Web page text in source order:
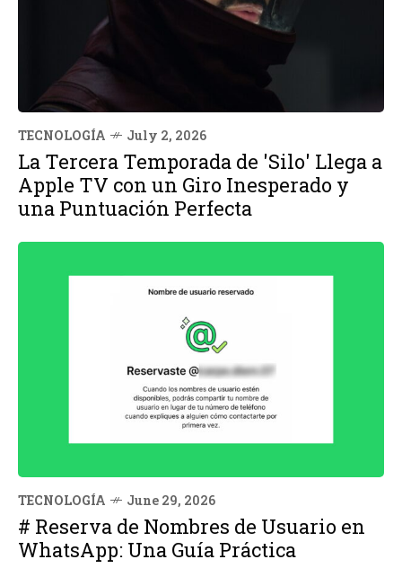
TECNOLOGÍA July 2, 2026
La Tercera Temporada de 'Silo' Llega a
Apple TV con un Giro Inesperado y
una Puntuación Perfecta
TECNOLOGÍA June 29, 2026
# Reserva de Nombres de Usuario en
WhatsApp: Una Guía Práctica